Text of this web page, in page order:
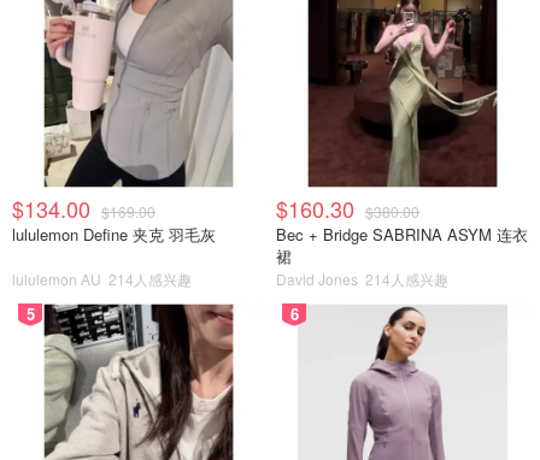
$134.00 $169.00
lululemon Define 夹克 羽毛灰
lululemon AU 214人感兴趣
$160.30 $380.00
Bec + Bridge SABRINA ASYM 连衣
裙
David Jones 214人感兴趣
5 6